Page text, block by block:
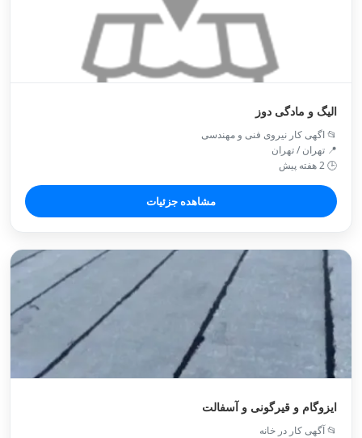
الیگ و مادگی دوز
📂 اگهی کار نیروی فنی و مهندسی
📍 تهران / تهران
🕒 2 هفته پیش
مشاهده جزئیات
ایزوگام و قیرگونی و آسفالت
📂 آگهی کار در خانه